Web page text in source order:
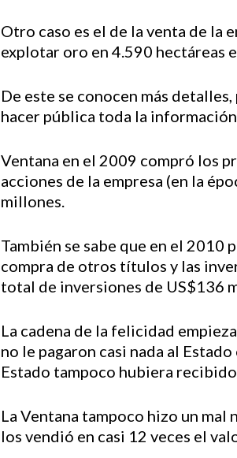
Otro caso es el de la venta de la
explotar oro en 4.590 hectáreas
De este se conocen más
hacer pública toda la
Ventana en el 2009 compró los
acciones de la empresa (en la
millones.
También se sabe que en el 2010
compra de otros títulos y las
total de inversiones de US$136
La cadena de la felicidad
no le pagaron casi nada al
Estado tampoco hubiera
La Ventana tampoco hizo un
los vendió en casi 12 veces el